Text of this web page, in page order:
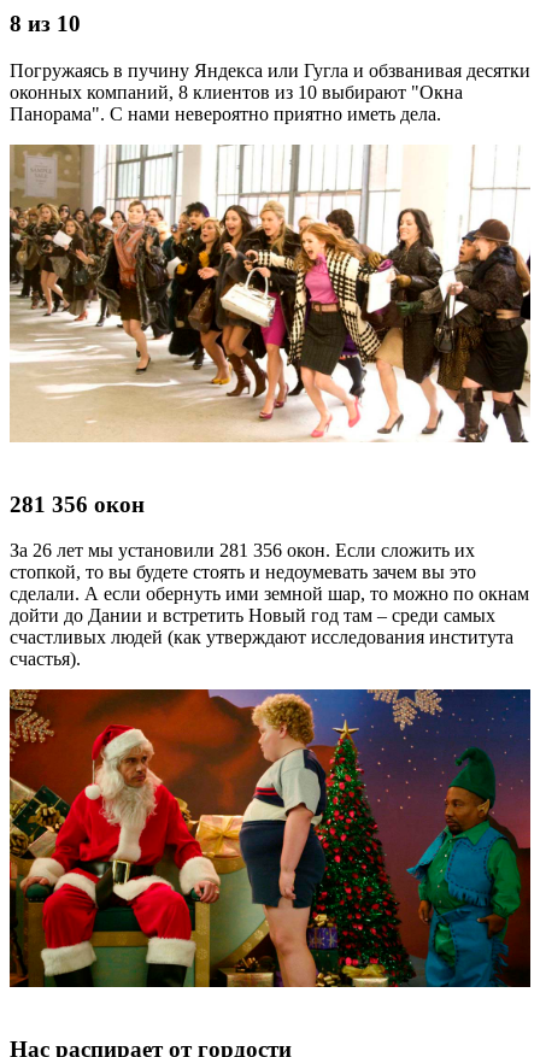
8 из 10
Погружаясь в пучину Яндекса или Гугла и обзванивая десятки
оконных компаний, 8 клиентов из 10 выбирают "Окна
Панорама". С нами невероятно приятно иметь дела.
281 356 окон
За 26 лет мы установили 281 356 окон. Если сложить их
стопкой, то вы будете стоять и недоумевать зачем вы это
сделали. А если обернуть ими земной шар, то можно по окнам
дойти до Дании и встретить Новый год там – среди самых
счастливых людей (как утверждают исследования института
счастья).
Нас распирает от гордости